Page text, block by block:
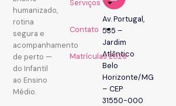
humanizado,
rotina
segura e
acompanhamento
de perto —
do Infantil
ao Ensino
Médio.
Serviços
Contato
Matrículas 2026
Av. Portugal,
535 –
Jardim
Atlântico
Belo
Horizonte/MG
– CEP
31550-000